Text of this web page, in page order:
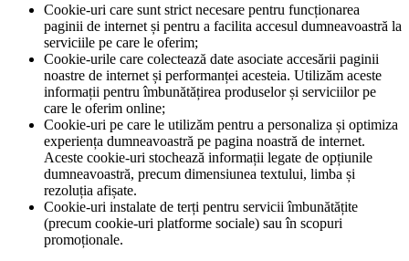
Cookie-uri care sunt strict necesare pentru funcționarea
paginii de internet și pentru a facilita accesul dumneavoastră la
serviciile pe care le oferim;
Cookie-urile care colectează date asociate accesării paginii
noastre de internet și performanței acesteia. Utilizăm aceste
informații pentru îmbunătățirea produselor și serviciilor pe
care le oferim online;
Cookie-uri pe care le utilizăm pentru a personaliza și optimiza
experiența dumneavoastră pe pagina noastră de internet.
Aceste cookie-uri stochează informații legate de opțiunile
dumneavoastră, precum dimensiunea textului, limba și
rezoluția afișate.
Cookie-uri instalate de terți pentru servicii îmbunătățite
(precum cookie-uri platforme sociale) sau în scopuri
promoționale.